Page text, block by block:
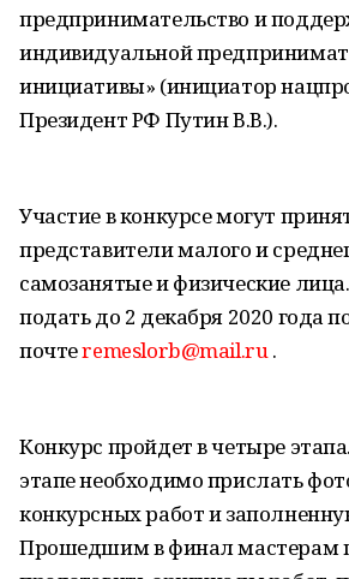
предпринимательство и
индивидуальной
инициативы» (инициатор
Президент РФ Путин В.В.).
Участие в конкурсе могут
представители малого и
самозанятые и физические
подать до 2 декабря 2020 года
почтеremeslorb@mail.ru.
Конкурс пройдет в четыре
этапе необходимо прислать
конкурсных работ и
Прошедшим в финал мастерам